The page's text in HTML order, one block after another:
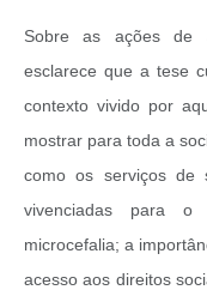
Sobre as ações de
esclarece que a tese
contexto vivido por
mostrar para toda a
como os serviços de
vivenciadas para o
microcefalia; a
acesso aos direitos